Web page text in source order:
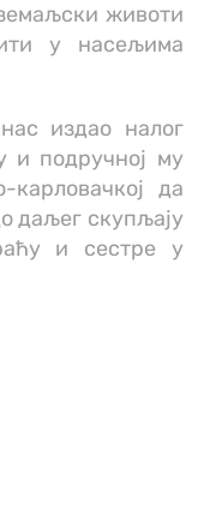
животи
у насељима
издао налог
и подручној му
карловачкој да
даљег скупљају
и сестре у